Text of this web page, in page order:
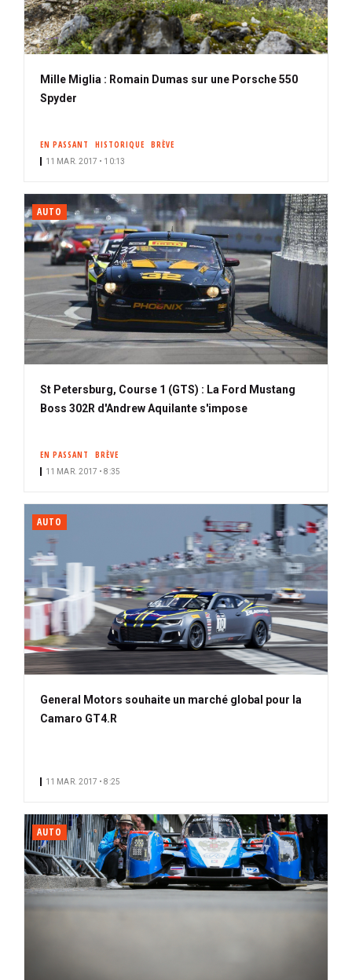
Mille Miglia : Romain Dumas sur une Porsche 550
Spyder
EN PASSANT HISTORIQUE BRÈVE
11 MAR. 2017 • 10:13
AUTO
St Petersburg, Course 1 (GTS) : La Ford Mustang
Boss 302R d'Andrew Aquilante s'impose
EN PASSANT BRÈVE
11 MAR. 2017 • 8:35
AUTO
General Motors souhaite un marché global pour la
Camaro GT4.R
11 MAR. 2017 • 8:25
AUTO